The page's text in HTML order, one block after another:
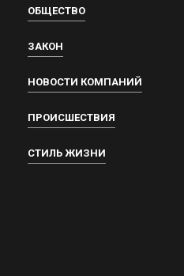
ОБЩЕСТВО
ЗАКОН
НОВОСТИ КОМПАНИЙ
ПРОИСШЕСТВИЯ
СТИЛЬ ЖИЗНИ